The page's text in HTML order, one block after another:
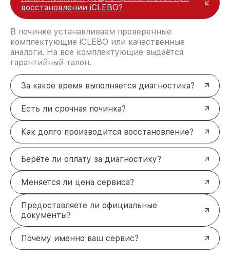
восстановлении iCLEBO?
В починке устанавливаем проверенные
комплектующие iCLEBO или качественные
аналоги. На все комплектующие выдаётся
гарантийный талон.
За какое время выполняется диагностика?
Есть ли срочная починка?
Как долго производится восстановление?
Берёте ли оплату за диагностику?
Меняется ли цена сервиса?
Предоставляете ли официальные
документы?
Почему именно ваш сервис?